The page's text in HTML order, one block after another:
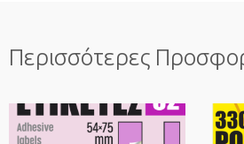
Περισσότερες